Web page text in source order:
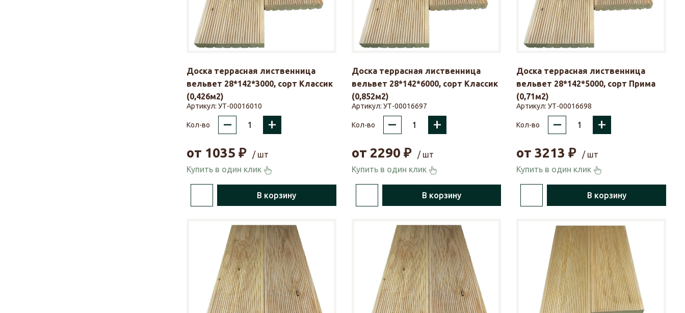
Доска террасная лиственница
вельвет 28*142*3000, сорт Классик
(0,426м2)
Артикул: УТ-00016010
Кол-во – +
от 1035 ₽
/ шт
Купить в один клик
В корзину
Доска террасная лиственница
вельвет 28*142*6000, сорт Классик
(0,852м2)
Артикул: УТ-00016697
Кол-во – +
от 2290 ₽
/ шт
Купить в один клик
В корзину
Доска террасная лиственница
вельвет 28*142*5000, сорт Прима
(0,71м2)
Артикул:УТ-00016698
Кол-во – +
от3213 ₽
/ шт
Купить в один клик
В корзину